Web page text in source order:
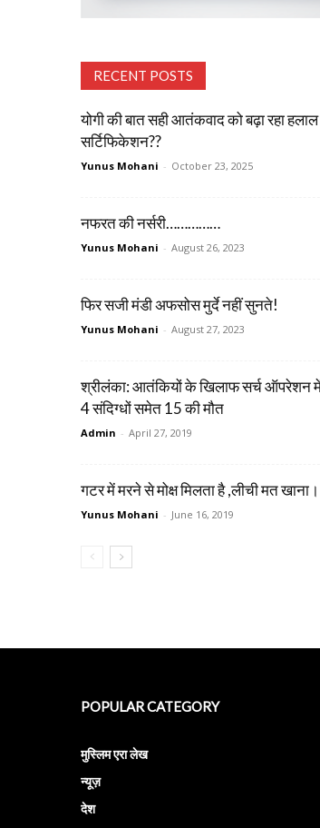
RECENT POSTS
योगी की बात सही आतंकवाद को बढ़ा रहा हलाल
सर्टिफिकेशन??
Yunus Mohani - October 23, 2025
नफरत की नर्सरी……………
Yunus Mohani - August 26, 2023
फिर सजी मंडी अफसोस मुर्दे नहीं सुनते!
Yunus Mohani - August 27, 2023
श्रीलंका: आतंकियों के खिलाफ सर्च ऑपरेशन
4 संदिग्धों समेत 15 की मौत
Admin - April 27, 2019
गटर में मरने से मोक्ष मिलता है ,लीची मत खाना।
Yunus Mohani - June 16, 2019
POPULAR CATEGORY
मुस्लिम एरा लेख
न्यूज़
देश